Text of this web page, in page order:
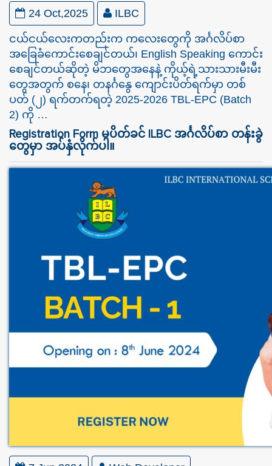
24 Oct,2025 ILBC
ငယ်ငယ်လေးကတည်းက ကလေးတွေကို အင်္ဂလိပ်စာ
အခြေခံကောင်းစေချင်တယ်၊ English Speaking ကောင်း
စေချင်တယ်ဆိုတဲ့ မိဘတွေအနေနဲ့ ကိုယ့်ရဲ့သားသားမီးမီး
တွေအတွက် စနေ၊ တနင်္ဂနွေ ကျောင်းပိတ်ရက်မှာ တစ်
ပတ် (၂) ရက်တက်ရတဲ့ 2025-2026 TBL-EPC (Batch
2) ကို …
Registration Form မပိတ်ခင် ILBC အင်္ဂလိပ်စာ တန်းခွဲ
တွေမှာ အပ်နှံလိုက်ပါ။